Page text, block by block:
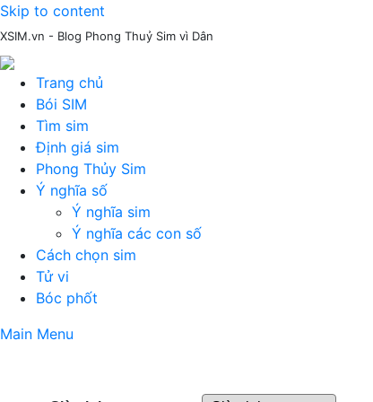
Skip to content
XSIM.vn - Blog Phong Thuỷ Sim vì Dân
Trang chủ
Bói SIM
Tìm sim
Định giá sim
Phong Thủy Sim
Ý nghĩa số
Ý nghĩa sim
Ý nghĩa các con số
Cách chọn sim
Tử vi
Bóc phốt
Main Menu